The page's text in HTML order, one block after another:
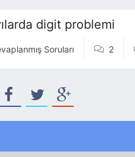
digit problemi
Soruları 2